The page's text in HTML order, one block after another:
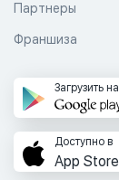
Партнеры
Франшиза
Загрузить на
Доступно в
App Store